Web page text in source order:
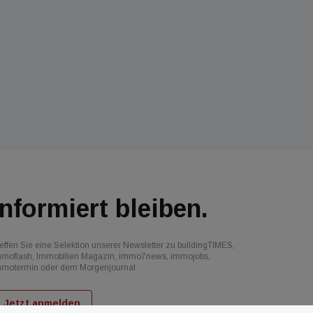
bleiben.
Sie eine Selektion unserer Newsletter zu buildingTIMES,
Immobilien Magazin, immo7news, immojobs,
oder dem Morgenjournal
Jetzt anmelden